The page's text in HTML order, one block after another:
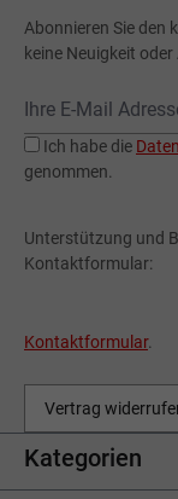
Abonnieren Sie den
keine Neuigkeit
Ich habe die
genommen.
Unterstützung und
Kontaktformular:
Kontaktformular.
Vertrag
Kategorien